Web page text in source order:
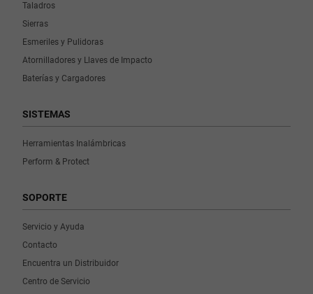
Taladros
Sierras
Esmeriles y Pulidoras
Atornilladores y Llaves de Impacto
Baterías y Cargadores
SISTEMAS
Herramientas Inalámbricas
Perform & Protect
SOPORTE
Servicio y Ayuda
Contacto
Encuentra un Distribuidor
Centro de Servicio